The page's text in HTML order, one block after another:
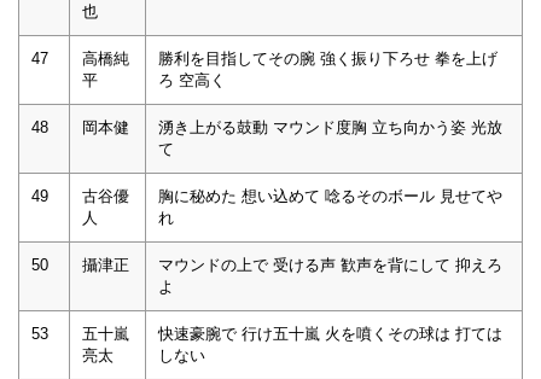
也
47
高橋純
平
勝利を目指してその腕 強く振り下ろせ 拳を上げ
ろ 空高く
48 岡本健
湧き上がる鼓動 マウンド度胸 立ち向かう姿 光放
て
49
古谷優
人
胸に秘めた 想い込めて 唸るそのボール 見せてや
れ
50 攝津正
マウンドの上で 受ける声 歓声を背にして 抑えろ
よ
53
五十嵐
亮太
快速豪腕で 行け五十嵐 火を噴くその球は 打ては
しない